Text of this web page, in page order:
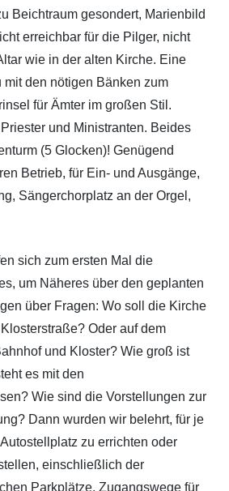
Beichtraum gesondert, Marienbild
erreichbar für die Pilger, nicht
wie in der alten Kirche. Eine
den nötigen Bänken zum
für Ämter im großen Stil.
und Ministranten. Beides
(5 Glocken)! Genügend
Betrieb, für Ein- und Ausgänge,
Sängerchorplatz an der Orgel,
sich zum ersten Mal die
um Näheres über den geplanten
über Fragen: Wo soll die Kirche
Oder auf dem
und Kloster? Wie groß ist
es mit den
Wie sind die Vorstellungen zur
Dann wurden wir belehrt, für je
zu errichten oder
einschließlich der
Parkplätze, Zugangswege für